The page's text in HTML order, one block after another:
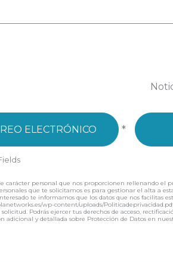
*
carácter personal que nos proporcionen rellenando el
que te solicitamos es para gestionar el alta a
te informamos que los datos que nos facilitas
wp-content/uploads/
Podrás ejercer tus derechos de acceso,
adicional y detallada sobre Protección de Datos en